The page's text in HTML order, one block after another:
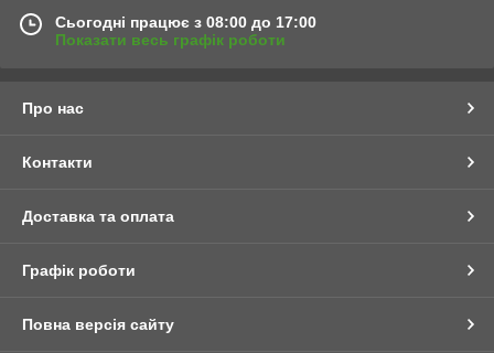
Сьогодні працює з 08:00 до 17:00
Показати весь графік роботи
Про нас
Контакти
Доставка та оплата
Графік роботи
Повна версія сайту